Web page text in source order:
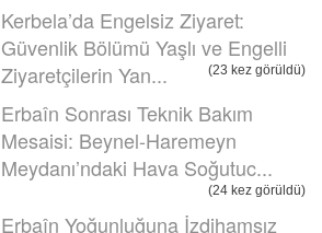
Kerbela’da Engelsiz Ziyaret:
Güvenlik Bölümü Yaşlı ve Engelli
Ziyaretçilerin Yan...
(23 kez görüldü)
Erbaîn Sonrası Teknik Bakım
Mesaisi: Beynel-Haremeyn
Meydanı’ndaki Hava Soğutuc...
(24 kez görüldü)
Erbaîn Yoğunluğuna İzdihamsız